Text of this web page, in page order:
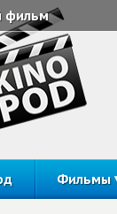
фильм
Фильмы